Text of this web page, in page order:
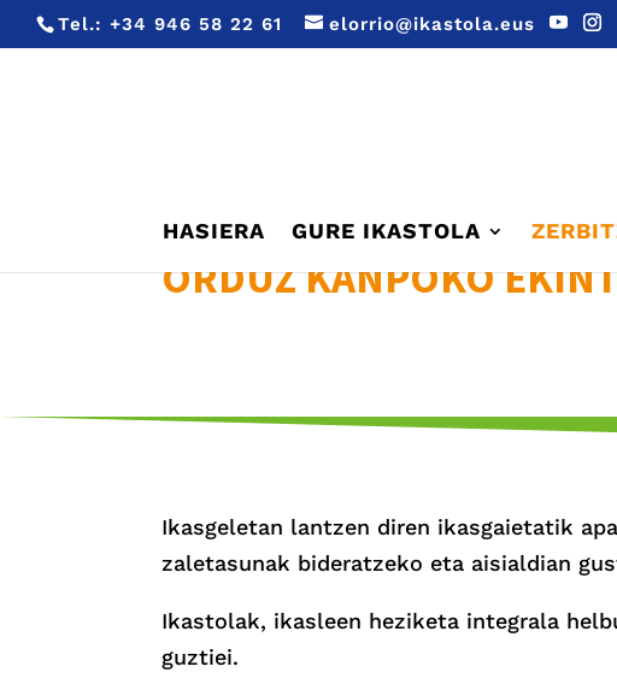
Tel.: +34 946 58 22 61 elorrio@ikastola.eus
HASIERA GURE IKASTOLA
ORDUZ KANPOKO
Ikasgeletan lantzen diren ikasgaietatik
zaletasunak bideratzeko eta aisialdian
Ikastolak, ikasleen heziketa integrala
guztiei.